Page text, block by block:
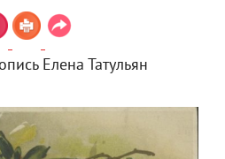
Елена Татульян